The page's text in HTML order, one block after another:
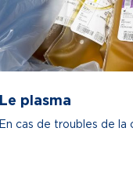
Le plasma
En cas de troubles de la